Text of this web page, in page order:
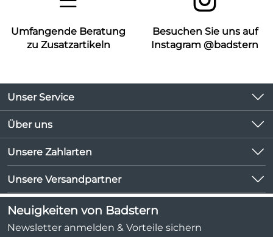
Umfangende Beratung
zu Zusatzartikeln
Besuchen Sie uns auf
Instagram @badstern
Unser Service
Kontakt
Kundeninformationen
Newsletter
Lieferbedingungen
Kundenlogin
Über uns
Unsere Bestseller
Marken
Neu
Angebote
Kundenbewertungen (1.047)
Unsere Zahlarten
Unsere Versandpartner
Neuigkeiten von Badstern
Newsletter anmelden & Vorteile sichern